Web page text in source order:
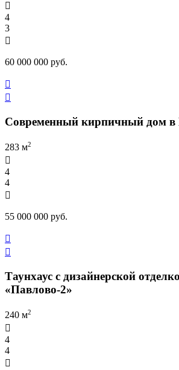

4
3

60 000 000 руб.


Современный кирпичный дом
283 м2

4
4

55 000 000 руб.


Таунхаус с дизайнерской
«Павлово-2»
240 м2

4
4
